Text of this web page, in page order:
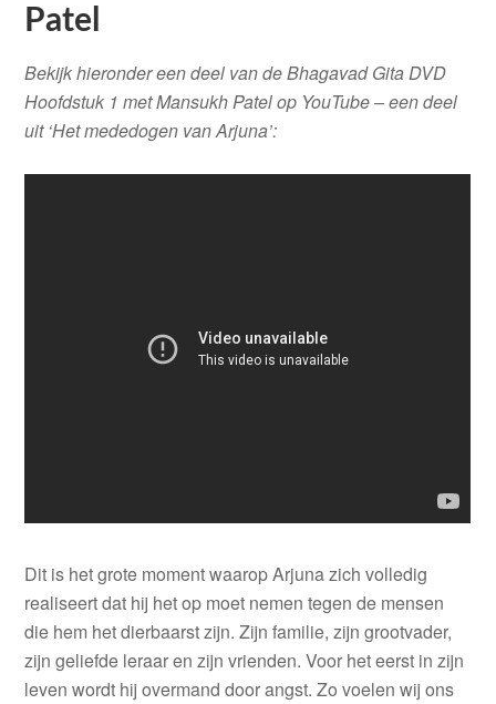
Patel
Bekijk hieronder een deel van de Bhagavad Gita DVD
Hoofdstuk 1 met Mansukh Patel op YouTube – een deel
uit ‘Het mededogen van Arjuna’:
Dit is het grote moment waarop Arjuna zich volledig
realiseert dat hij het op moet nemen tegen de mensen
die hem het dierbaarst zijn. Zijn familie, zijn grootvader,
zijn geliefde leraar en zijn vrienden. Voor het eerst in zijn
leven wordt hij overmand door angst. Zo voelen wij ons